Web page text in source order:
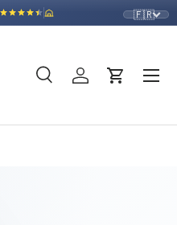
🇫🇷
RechercheSe connecter
Panier
Menu